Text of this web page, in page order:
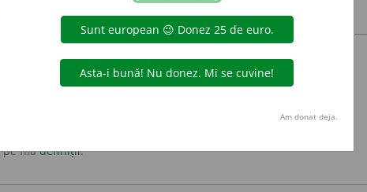
un arbust spinos, folosită în farmacie.
pe filadefiniții.
Am donat deja.